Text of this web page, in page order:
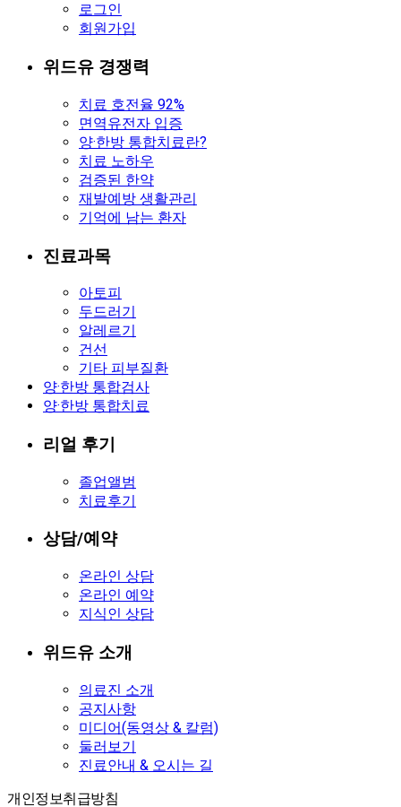
로그인
회원가입
위드유 경쟁력
치료 호전율 92%
면역유전자 입증
양·한방 통합치료란?
치료 노하우
검증된 한약
재발예방 생활관리
기억에 남는 환자
진료과목
아토피
두드러기
알레르기
건선
기타 피부질환
양·한방 통합검사
양·한방 통합치료
리얼 후기
졸업앨범
치료후기
상담/예약
온라인 상담
온라인 예약
지식인 상담
위드유 소개
의료진 소개
공지사항
미디어(동영상 & 칼럼)
둘러보기
진료안내 & 오시는 길
개인정보취급방침